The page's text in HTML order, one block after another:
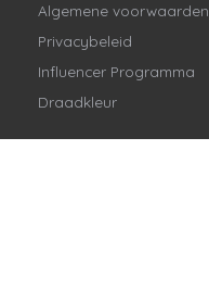
Algemene voorwaarden
Privacybeleid
Influencer Programma
Draadkleur